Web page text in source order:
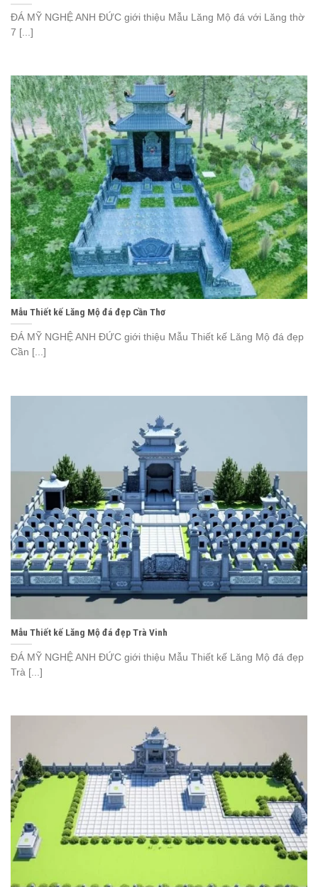
ĐÁ MỸ NGHỆ ANH ĐỨC giới thiệu Mẫu Lăng Mộ đá với Lăng thờ
7 [...]
Mẫu Thiết kế Lăng Mộ đá đẹp Cần Thơ
ĐÁ MỸ NGHỆ ANH ĐỨC giới thiệu Mẫu Thiết kế Lăng Mộ đá đẹp
Cần [...]
Mẫu Thiết kế Lăng Mộ đá đẹp Trà Vinh
ĐÁ MỸ NGHỆ ANH ĐỨC giới thiệu Mẫu Thiết kế Lăng Mộ đá đẹp
Trà [...]